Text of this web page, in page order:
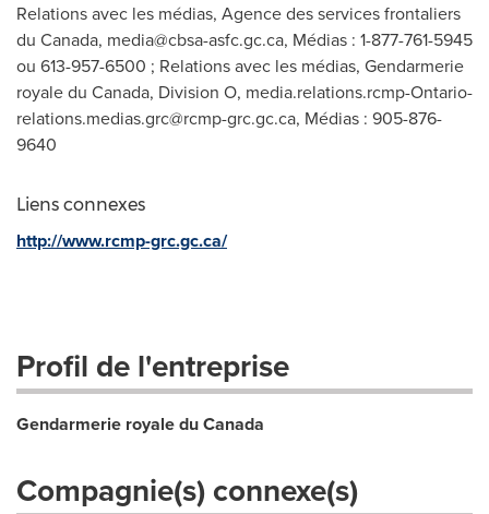
Relations avec les médias, Agence des services frontaliers
du Canada, media@cbsa-asfc.gc.ca, Médias : 1-877-761-5945
ou 613-957-6500 ; Relations avec les médias, Gendarmerie
royale du Canada, Division O, media.relations.rcmp-Ontario-
relations.medias.grc@rcmp-grc.gc.ca, Médias : 905-876-
9640
Liens connexes
http://www.rcmp-grc.gc.ca/
Profil de l'entreprise
Gendarmerie royale du Canada
Compagnie(s) connexe(s)